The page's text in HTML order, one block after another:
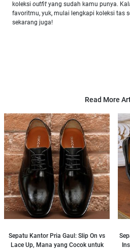
koleksi outfit yang sudah kamu punya.
favoritmu, yuk, mulai lengkapi koleksi tas
sekarang juga!
Read More
Sepatu Kantor Pria Gaul: Slip On vs
Lace Up, Mana yang Cocok untuk